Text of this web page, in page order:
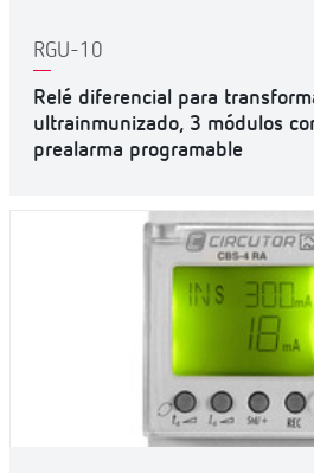
RGU-10
Relé diferencial para
ultrainmunizado, 3 módulos
prealarma programable